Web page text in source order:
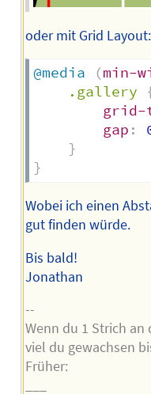
oder mit Grid Layout:
@media (min-
.gallery
grid-
gap :
}
}
Wobei ich einen
gut finden würde.
Bis bald!
Jonathan
--
Wenn du 1 Strich an
viel du gewachsen
Früher: